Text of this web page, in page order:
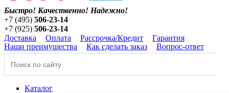
Быстро! Качественно! Надежно!
+7 (495) 506-23-14
+7 (925) 506-23-14
Доставка
Оплата Рассрочка/Кредит
Гарантия
Наши преимущества
Как сделать заказ Вопрос-ответ
Каталог